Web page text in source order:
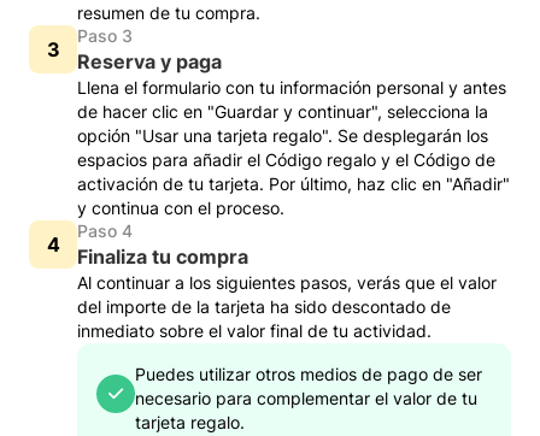
resumen de tu compra.
Paso 3
Reserva y paga
Llena el formulario con tu información personal y antes
de hacer clic en "Guardar y continuar", selecciona la
opción "Usar una tarjeta regalo". Se desplegarán los
espacios para añadir el Código regalo y el Código de
activación de tu tarjeta. Por último, haz clic en "Añadir"
y continua con el proceso.
Paso 4
Finaliza tu compra
Al continuar a los siguientes pasos, verás que el valor
del importe de la tarjeta ha sido descontado de
inmediato sobre el valor final de tu actividad.
Puedes utilizar otros medios de pago de ser
necesario para complementar el valor de tu
tarjeta regalo.